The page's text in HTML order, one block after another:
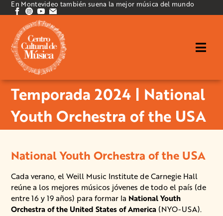
En Montevideo también suena la mejor música del mundo
Temporada 2024 | National
Youth Orchestra of the USA
National Youth Orchestra of the USA
Cada verano, el Weill Music Institute de Carnegie Hall
reúne a los mejores músicos jóvenes de todo el país (de
entre 16 y 19 años) para formar la National Youth
Orchestra of the United States of America (NYO-USA).